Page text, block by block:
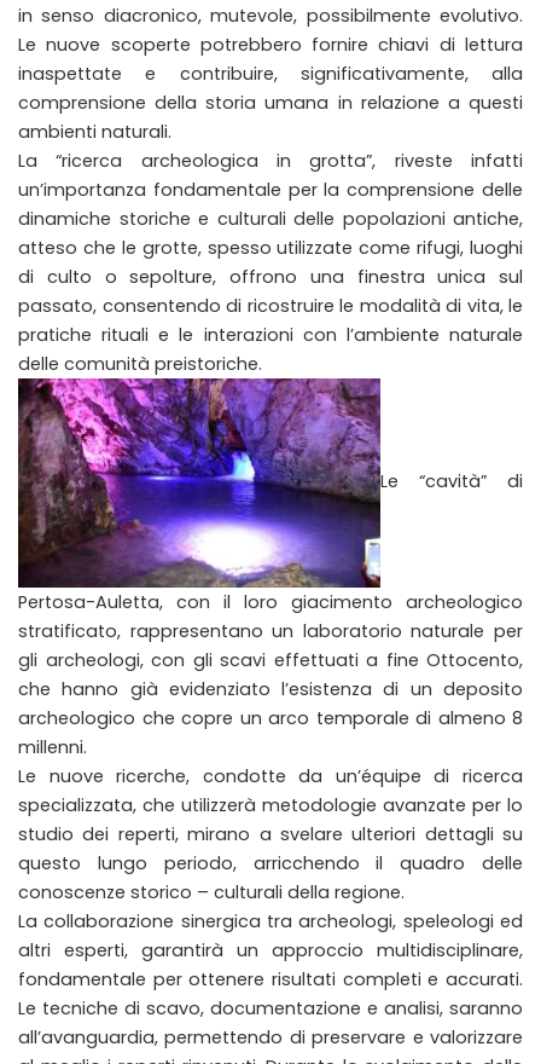
in senso diacronico, mutevole, possibilmente evolutivo.
Le nuove scoperte potrebbero fornire chiavi di lettura
inaspettate e contribuire, significativamente, alla
comprensione della storia umana in relazione a questi
ambienti naturali.
La “ricerca archeologica in grotta”, riveste infatti
un’importanza fondamentale per la comprensione delle
dinamiche storiche e culturali delle popolazioni antiche,
atteso che le grotte, spesso utilizzate come rifugi, luoghi
di culto o sepolture, offrono una finestra unica sul
passato, consentendo di ricostruire le modalità di vita, le
pratiche rituali e le interazioni con l’ambiente naturale
delle comunità preistoriche.
Le “cavità” di
Pertosa-Auletta, con il loro giacimento archeologico
stratificato, rappresentano un laboratorio naturale per
gli archeologi, con gli scavi effettuati a fine Ottocento,
che hanno già evidenziato l’esistenza di un deposito
archeologico che copre un arco temporale di almeno 8
millenni.
Le nuove ricerche, condotte da un’équipe di ricerca
specializzata, che utilizzerà metodologie avanzate per lo
studio dei reperti, mirano a svelare ulteriori dettagli su
questo lungo periodo, arricchendo il quadro delle
conoscenze storico – culturali della regione.
La collaborazione sinergica tra archeologi, speleologi ed
altri esperti, garantirà un approccio multidisciplinare,
fondamentale per ottenere risultati completi e accurati.
Le tecniche di scavo, documentazione e analisi, saranno
all’avanguardia, permettendo di preservare e valorizzare